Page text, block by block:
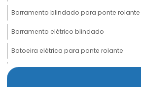
Barramento blindado para ponte rolante
Barramento elétrico blindado
Botoeira elétrica para ponte rolante
Cabeceira para ponte rolante